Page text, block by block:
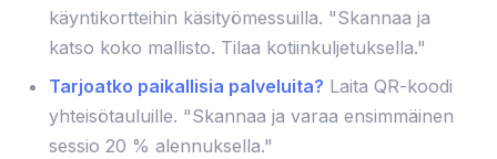
käyntikortteihin käsityömessuilla. "Skannaa ja
katso koko mallisto. Tilaa kotiinkuljetuksella."
Tarjoatko paikallisia palveluita? Laita QR-koodi
yhteisötauluille. "Skannaa ja varaa ensimmäinen
sessio 20 % alennuksella."